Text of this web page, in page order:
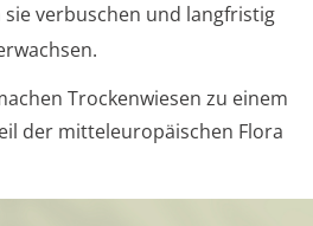
verbuschen und langfristig
Trockenwiesen zu einem
der mitteleuropäischen Flora